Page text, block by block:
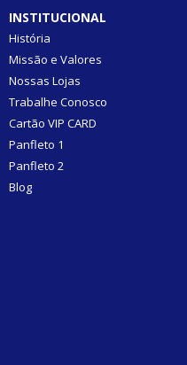
INSTITUCIONAL
História
Missão e Valores
Nossas Lojas
Trabalhe Conosco
Cartão VIP CARD
Panfleto 1
Panfleto 2
Blog